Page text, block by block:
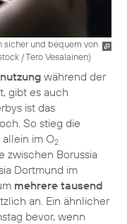
sicher und bequem von
/ Tero Vesalainen)
während der
gibt es auch
ist das
So stieg die
im O2
zwischen Borussia
Dortmund im
mehrere tausend
an. Ein ähnlicher
bevor, wenn